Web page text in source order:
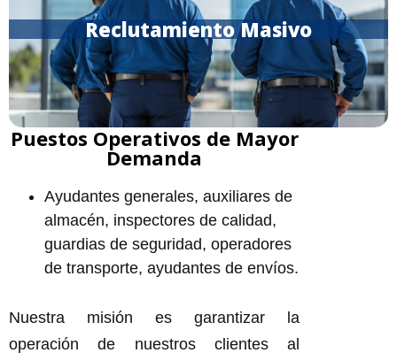
Reclutamiento Masivo
Puestos Operativos de Mayor
Demanda
Ayudantes generales, auxiliares de
almacén, inspectores de calidad,
guardias de seguridad, operadores
de transporte, ayudantes de envíos.
Nuestra misión es garantizar la
operación de nuestros clientes al